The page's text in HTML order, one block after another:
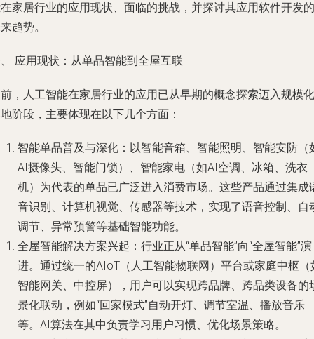
家居行业的应用现状、面临的挑战，并探讨其应用软件开发的
趋势。
应用现状：从单品智能到全屋互联
，人工智能在家居行业的应用已从早期的概念探索迈入规模化
阶段，主要体现在以下几个方面：
智能单品普及与深化 ：以智能音箱、智能照明、智能安防（
AI摄像头、智能门锁）、智能家电（如AI空调、冰箱、洗衣
机）为代表的单品已广泛进入消费市场。这些产品通过集成
音识别、计算机视觉、传感器等技术，实现了语音控制、自
调节、异常预警等基础智能功能。
全屋智能解决方案兴起 ：行业正从“单品智能”向“全屋智能”演
进。通过统一的AIoT（人工智能物联网）平台或家庭中枢（
智能网关、中控屏），用户可以实现跨品牌、跨品类设备的
景化联动，例如“回家模式”自动开灯、调节室温、播放音乐
等。AI算法在其中负责学习用户习惯、优化场景策略。